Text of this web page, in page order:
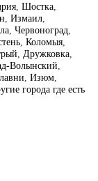
, Шостка,
, Измаил,
, Червоноград,
, Коломыя,
, Дружковка,
Волынский,
, Изюм,
города где есть